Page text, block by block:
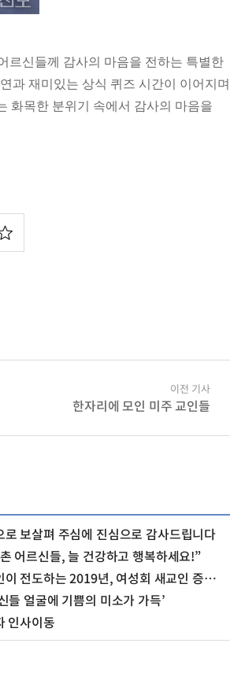
르신들께 감사의 마음을 전하는 특별한
과 재미있는 상식 퀴즈 시간이 이어지며
화목한 분위기 속에서 감사의 마음을
이전 기사
한자리에 모인 미주 교인들
로 보살펴 주심에 진심으로 감사드립니다
어르신들, 늘 건강하고 행복하세요!”
전도하는 2019년, 여성회 새교인 증가 추세
들 얼굴에 기쁨의 미소가 가득’
인사이동